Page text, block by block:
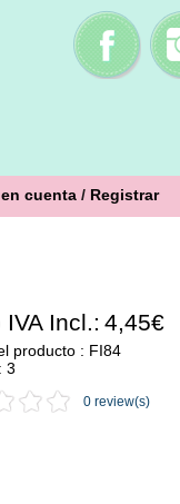
cuenta / Registrar
IVA Incl.: 4,45€
producto : FI84
3
0 review(s)